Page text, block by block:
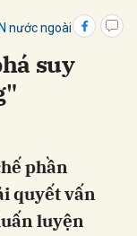
nước ngoài
suy
phần
quyết vấn
luyện
Gửi